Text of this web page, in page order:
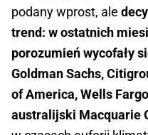
podany wprost, ale
trend: w ostatnich
porozumień wycofały
Goldman Sachs,
of America, Wells
australijski Macquarie